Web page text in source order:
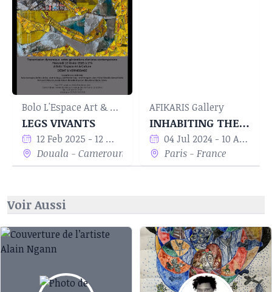
d’Art Contemporain Espagnol, à Madrid, en
Espagne. En 2009, il présente l’exposition
Émotions partagées, en collaboration avec
Christian Hanussek, à l’espace doual’art, au
Cameroun.
Bolo L'Espace Art & Culture
LEGS VIVANTS
12 Feb 2025 - 12 Mar 2025
Douala - Cameroun
AFIKARIS Gallery
INHABITING THE WORLD
04 Jul 2024 - 10 Aug 2024
Paris - France
Voir Aussi